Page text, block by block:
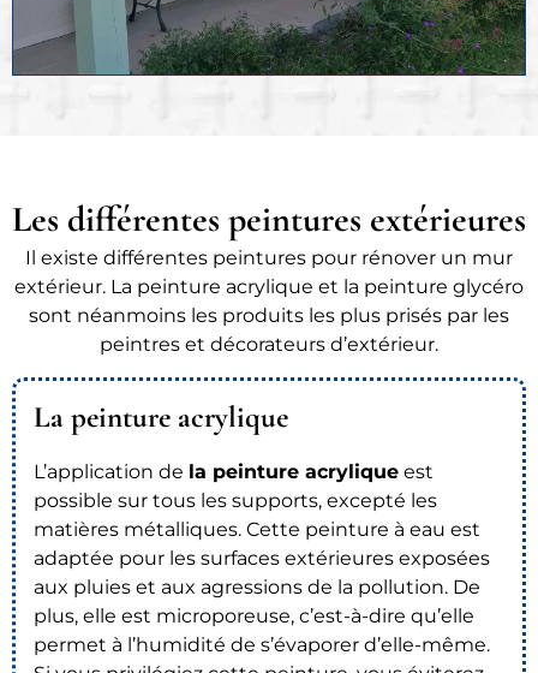
Les différentes peintures extérieures
Il existe différentes peintures pour rénover un mur
extérieur. La peinture acrylique et la peinture glycéro
sont néanmoins les produits les plus prisés par les
peintres et décorateurs d’extérieur.
La peinture acrylique
L’application de la peinture acrylique est
possible sur tous les supports, excepté les
matières métalliques. Cette peinture à eau est
adaptée pour les surfaces extérieures exposées
aux pluies et aux agressions de la pollution. De
plus, elle est microporeuse, c’est-à-dire qu’elle
permet à l’humidité de s’évaporer d’elle-même.